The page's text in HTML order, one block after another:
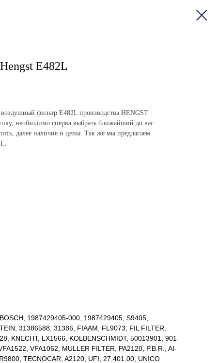
E482L
фильтр E482L производства HENGST
необходимо сперва выбрать ближайший до вас
далее наличие и цены. Так же мы предлагаем
1987429405-000, 1987429405, S9405,
31386588, 31386, FIAAM, FL9073, FIL FILTER,
KNECHT, LX1566, KOLBENSCHMIDT, 50013901, 901-
VFA1062, MULLER FILTER, PA2120, P.B.R., AI-
TECNOCAR, A2120, UFI, 27.401.00, UNICO